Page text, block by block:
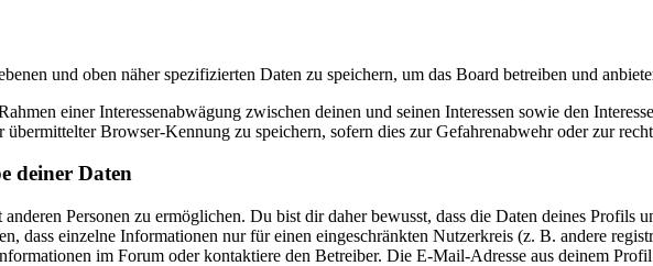
und oben näher spezifizierten Daten zu speichern, um das Board betreiben und
einer Interessenabwägung zwischen deinen und seinen Interessen sowie den
Browser-Kennung zu speichern, sofern dies zur Gefahrenabwehr oder zur
deiner Daten
Personen zu ermöglichen. Du bist dir daher bewusst, dass die Daten deines
dass einzelne Informationen nur für einen eingeschränkten Nutzerkreis (z. B. andere
im Forum oder kontaktiere den Betreiber. Die E-Mail-Adresse aus deinem